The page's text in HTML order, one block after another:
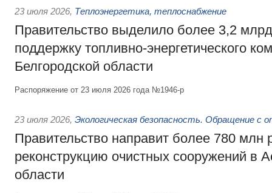
23 июля 2026, Теплоэнергетика, теплоснабжение
Правительство выделило более 3,2
поддержку топливно-энергетического
Белгородской области
Распоряжение от 23 июля 2026 года №1946-р
23 июля 2026, Экологическая безопасность. Обращение с
Правительство направит более 780 млн
реконструкцию очистных сооружений в
области